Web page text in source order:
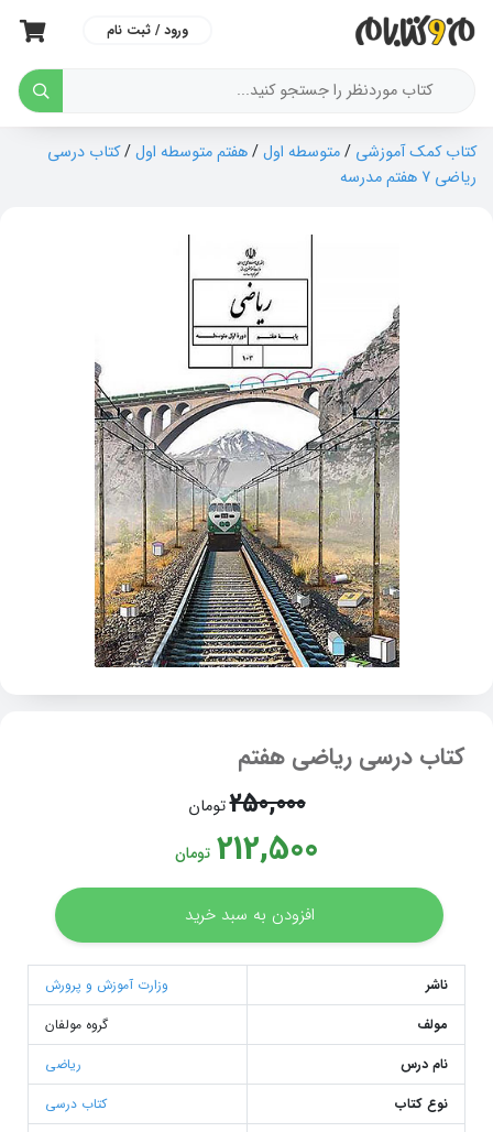
ورود / ثبت نام
کتاب کمک آموزشی /متوسطه اول/هفتم متوسطه اول/کتاب درسی
ریاضی 7 هفتم مدرسه
کتاب درسی ریاضی هفتم
250,000تومان
212,500 تومان
افزودن به سبد خرید
ناشر
وزارت آموزش و پرورش
مولف
گروه مولفان
نام درس
ریاضی
نوع کتاب
کتاب درسی